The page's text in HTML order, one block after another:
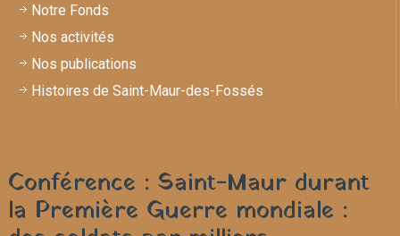
Notre Fonds
Nos activités
Nos publications
Histoires de Saint-Maur-des-Fossés
Conférence : Saint-Maur durant
la Première Guerre mondiale :